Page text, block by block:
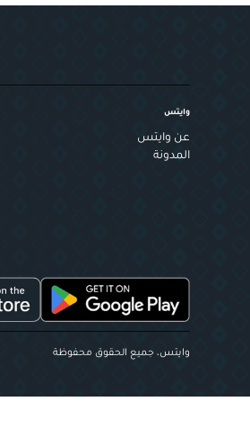
وايتس
عن وايتس
المدونة
وايتس، جميع الحقوق محفوظة